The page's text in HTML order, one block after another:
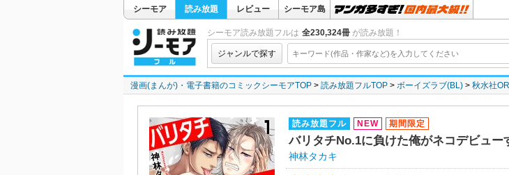
シーモア 読み放題 レビュー シーモア島
シーモア読み放題フルは 全230,324冊 が読み放題！
ジャンルで探す
漫画(まんが)・電子書籍のコミックシーモアTOP 読み放題フルTOP ボーイズラブ(BL) 秋水社
読み放題フル NEW 期間限定
バリタチNo.1に負けた俺がネコデビュー
神林タカキ